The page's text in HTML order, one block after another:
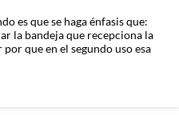
es que se haga énfasis que:
la bandeja que recepciona la
que en el segundo uso esa